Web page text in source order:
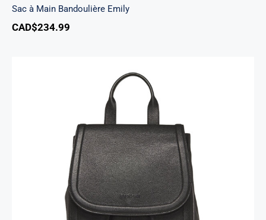
Sac à Main Bandoulière Emily
CAD$234.99
Sac A Dos Margot